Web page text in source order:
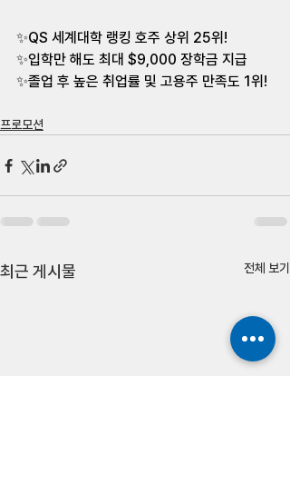
✨QS 세계대학 랭킹 호주 상위 25위!
✨입학만 해도 최대 $9,000 장학금 지급
✨졸업 후 높은 취업률 및 고용주 만족도 1위!
프로모션
최근 게시물 전체 보기